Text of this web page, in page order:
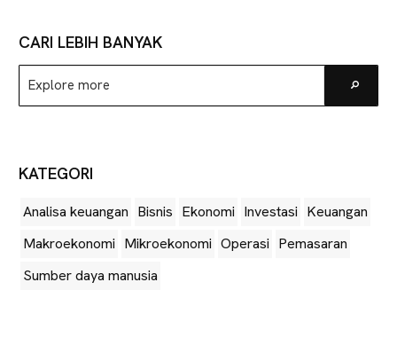
CARI LEBIH BANYAK
Explore
more
KATEGORI
Analisa keuangan Bisnis Ekonomi Investasi Keuangan
Makroekonomi Mikroekonomi Operasi Pemasaran
Sumber daya manusia